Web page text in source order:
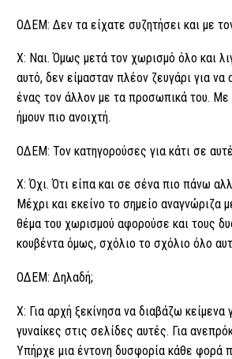
ΟΔΕΜ: Δεν τα είχατε συζητήσει και με
Χ: Ναι. Όμως μετά τον χωρισμό όλο και
αυτό, δεν είμασταν πλέον ζευγάρι για
ένας τον άλλον με τα προσωπικά του. Με
ήμουν πιο ανοιχτή.
ΟΔΕΜ: Τον κατηγορούσες για κάτι σε
Χ: Όχι. Ότι είπα και σε σένα πιο πάνω
Μέχρι και εκείνο το σημείο αναγνώριζα
θέμα του χωρισμού αφορούσε και τους
κουβέντα όμως, σχόλιο το σχόλιο όλο
ΟΔΕΜ: Δηλαδή;
Χ: Για αρχή ξεκίνησα να διαβάζω κείμενα
γυναίκες στις σελίδες αυτές. Για
Υπήρχε μια έντονη δυσφορία κάθε φορά